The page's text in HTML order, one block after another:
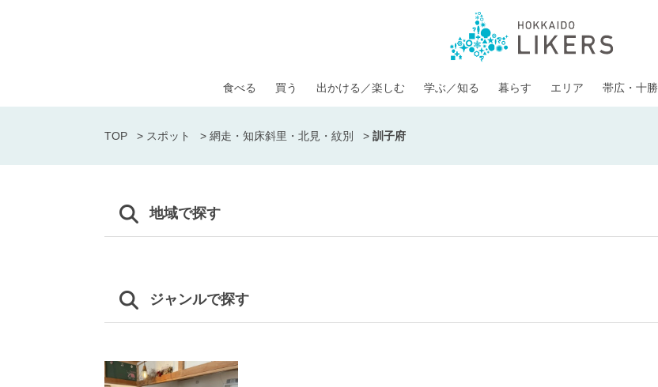
食べる 買う 出かける／楽しむ 学ぶ／知る 暮らす エリア 帯広・十勝
TOP > スポット > 網走・知床斜里・北見・紋別 > 訓子府
地域で探す
ジャンルで探す